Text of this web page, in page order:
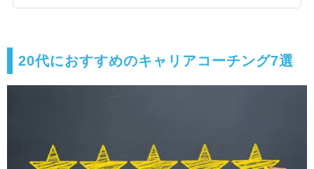
り、転職活動を効果的に進めることがで...
20代におすすめのキャリアコーチング7選